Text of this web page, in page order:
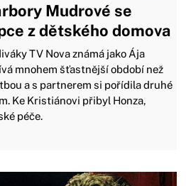
Mudrové se
z dětského domova
TV Nova známá jako Ája
mnohem šťastnější období než
a s partnerem si pořídila druhé
Ke Kristiánovi přibyl Honza,
péče.